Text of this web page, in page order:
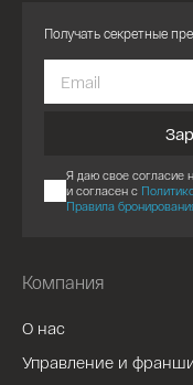
Компания
О нас
Управление и
Получать секретные
Я даю свое согласие
и согласен с
Правила